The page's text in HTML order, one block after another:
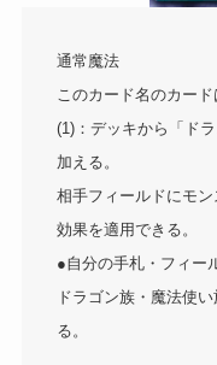
通常魔法
このカード名のカー
(1)：デッキから「ド
加える。
相手フィールドにモ
効果を適用できる。
●自分の手札・フィー
ドラゴン族・魔法使
る。